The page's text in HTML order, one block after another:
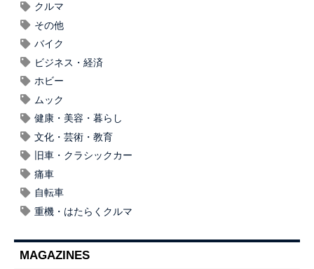
クルマ
その他
バイク
ビジネス・経済
ホビー
ムック
健康・美容・暮らし
文化・芸術・教育
旧車・クラシックカー
痛車
自転車
重機・はたらくクルマ
MAGAZINES